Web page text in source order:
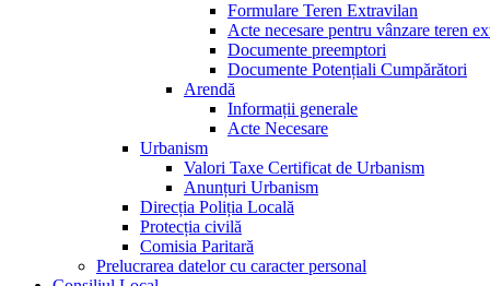
Formulare Teren Extravilan
Acte necesare pentru vânzare teren
Documente preemptori
Documente Potențiali Cumpărători
Arendă
Informații generale
Acte Necesare
Urbanism
Valori Taxe Certificat de Urbanism
Anunțuri Urbanism
Direcția Poliția Locală
Protecția civilă
Comisia Paritară
Prelucrarea datelor cu caracter personal